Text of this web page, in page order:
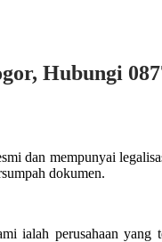
Hubungi
dan mempunyai
dokumen.
ialah perusahaan yang